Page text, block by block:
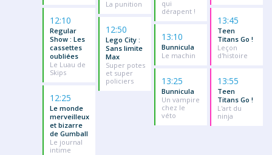
12:10
Regular
Show : Les
cassettes
oubliées
Le Luau de
Skips
12:25
Le monde
merveilleux
et bizarre
de Gumball
Le journal
intime
La punition
12:50
Lego City :
Sans limite
Max
Super potes
et super
policiers
qui
dérapent !
13:10
Bunnicula
Le machin
13:25
Bunnicula
Un vampire
chez le
véto
13:45
Teen
Titans Go !
Leçon
d'histoire
13:55
Teen
Titans Go !
L'art du
ninja